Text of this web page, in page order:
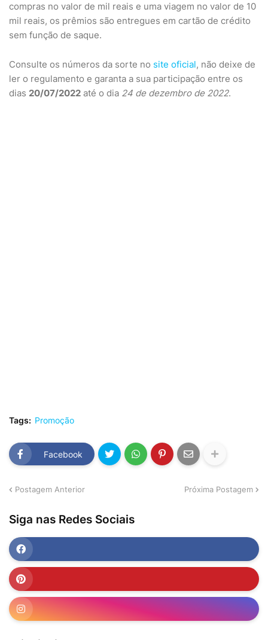
compras no valor de mil reais e uma viagem no valor de 10
mil reais, os prêmios são entregues em cartão de crédito
sem função de saque.
Consulte os números da sorte no site oficial, não deixe de
ler o regulamento e garanta a sua participação entre os
dias 20/07/2022 até o dia 24 de dezembro de 2022.
Tags: Promoção
Facebook
Postagem Anterior Próxima Postagem
Siga nas Redes Sociais